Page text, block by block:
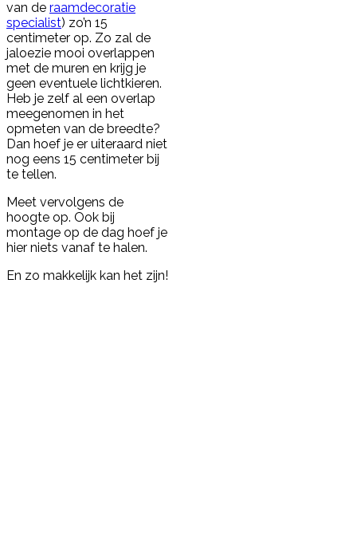
van de raamdecoratie
specialist) zo’n 15
centimeter op. Zo zal de
jaloezie mooi overlappen
met de muren en krijg je
geen eventuele lichtkieren.
Heb je zelf al een overlap
meegenomen in het
opmeten van de breedte?
Dan hoef je er uiteraard niet
nog eens 15 centimeter bij
te tellen.
Meet vervolgens de
hoogte op. Ook bij
montage op de dag hoef je
hier niets vanaf te halen.
En zo makkelijk kan het zijn!